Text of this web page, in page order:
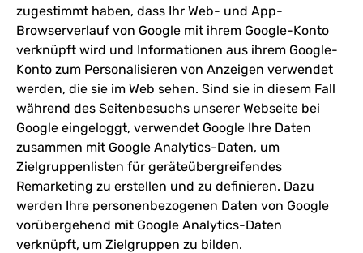
zugestimmt haben, dass Ihr Web- und App-
Browserverlauf von Google mit ihrem Google-Konto
verknüpft wird und Informationen aus ihrem Google-
Konto zum Personalisieren von Anzeigen verwendet
werden, die sie im Web sehen. Sind sie in diesem Fall
während des Seitenbesuchs unserer Webseite bei
Google eingeloggt, verwendet Google Ihre Daten
zusammen mit Google Analytics-Daten, um
Zielgruppenlisten für geräteübergreifendes
Remarketing zu erstellen und zu definieren. Dazu
werden Ihre personenbezogenen Daten von Google
vorübergehend mit Google Analytics-Daten
verknüpft, um Zielgruppen zu bilden.